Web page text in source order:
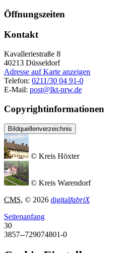
Öffnungszeiten
Kontakt
Kavalleriestraße 8
40213 Düsseldorf
Adresse auf Karte anzeigen
Telefon: 0211/30 04 91-0
E-Mail: post@lkt-nrw.de
Copyrightinformationen
Bildquellenverzeichnis
© Kreis Höxter
© Kreis Warendorf
CMS, © 2026 digitalfabriX
Seitenanfang
30
3857--729074801-0